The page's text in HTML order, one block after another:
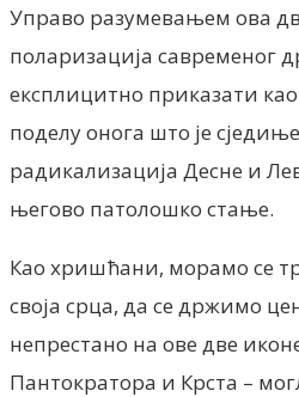
Управо разумевањем ова
поларизација савременог
експлицитно приказати
поделу онога што је
радикализација Десне и
његово патолошко стање.
Као хришћани, морамо се
своја срца, да се држимо
непрестано на ове две
Пантократора и Крста –